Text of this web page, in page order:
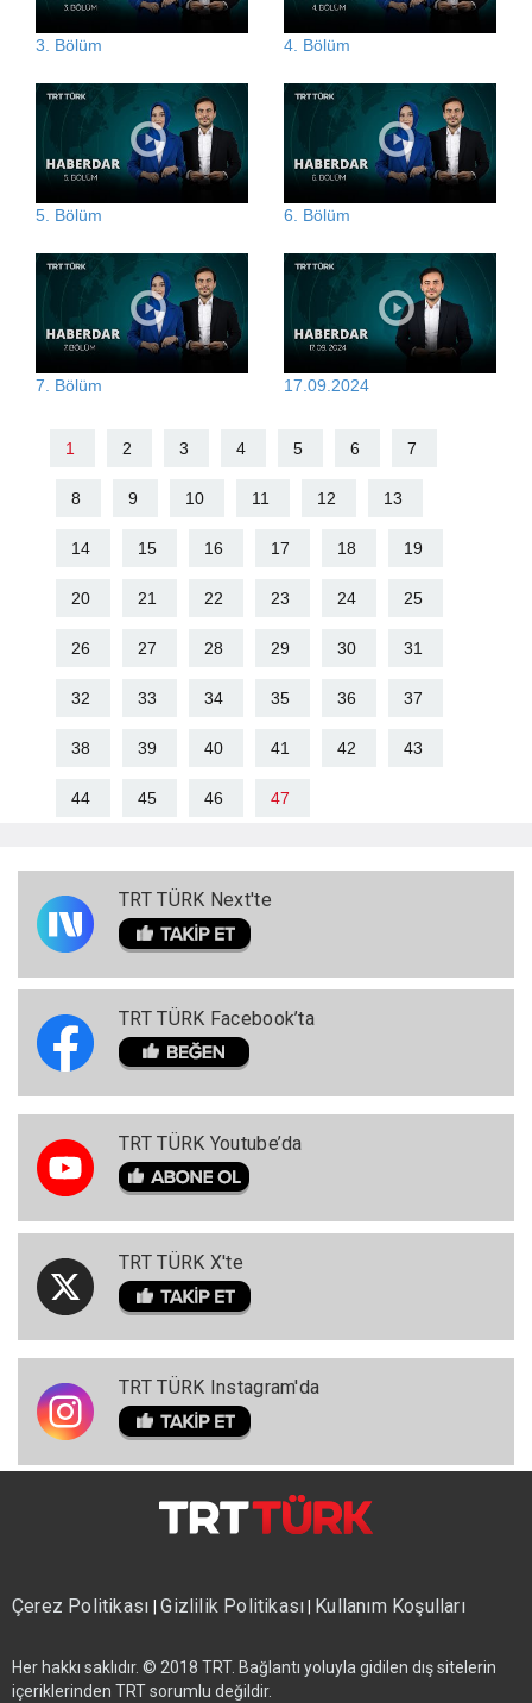
3. Bölüm 4. Bölüm
5. Bölüm 6. Bölüm
7. Bölüm 17.09.2024
1 2 3 4 5 6 7
8 9 10 11 12 13
14 15 16 17 18 19
20 21 22 23 24 25
26 27 28 29 30 31
32 33 34 35 36 37
38 39 40 41 42 43
44 45 46 47
TRT TÜRK Next'te
TRT TÜRK Facebook’ta
TRT TÜRK Youtube’da
TRT TÜRK X'te
TRT TÜRK Instagram'da
Çerez Politikası|Gizlilik Politikası| Kullanım Koşulları
Her hakkı saklıdır. © 2018 TRT. Bağlantı yoluyla gidilen dış sitelerin
içeriklerinden TRT sorumlu değildir.